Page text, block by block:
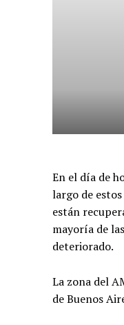
En el día de
largo de
están
mayoría de
deteriorado.
La zona del
de Buenos